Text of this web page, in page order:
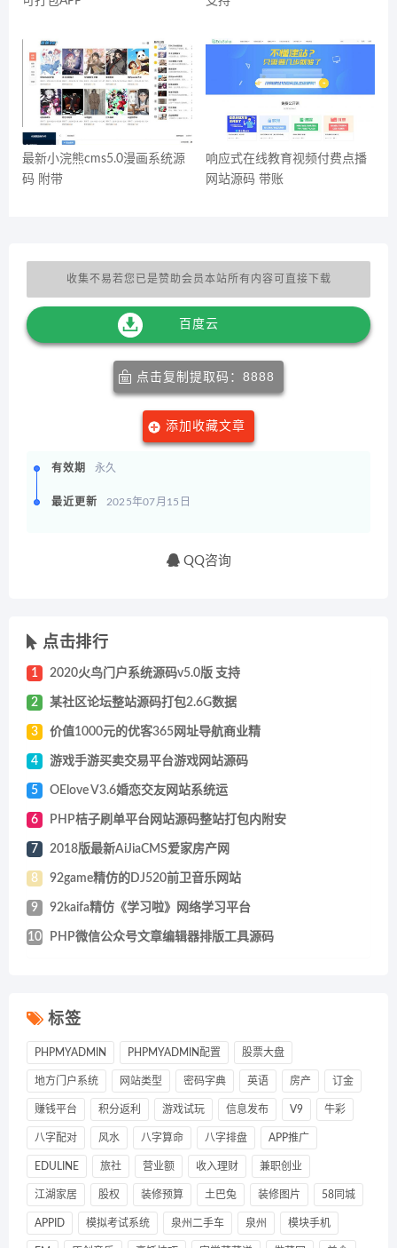
最新小浣熊cms5.0漫画系统源
码 附带
响应式在线教育视频付费点播
网站源码 带账
收集不易若您已是赞助会员本站所有内容可直接下载
百度云
点击复制提取码：8888
添加收藏文章
有效期 永久
最近更新 2025年07月15日
QQ咨询
点击排行
1 2020火鸟门户系统源码v5.0版 支持
2 某社区论坛整站源码打包2.6G数据
3 价值1000元的优客365网址导航商业精
4 游戏手游买卖交易平台游戏网站源码
5 OElove V3.6婚恋交友网站系统运
6 PHP桔子刷单平台网站源码整站打包内附安
7 2018版最新AiJiaCMS爱家房产网
8 92game精仿的DJ520前卫音乐网站
9 92kaifa精仿《学习啦》网络学习平台
10 PHP微信公众号文章编辑器排版工具源码
标签
PHPMYADMIN PHPMYADMIN配置 股票大盘
地方门户系统 网站类型 密码字典 英语 房产 订金
赚钱平台 积分返利 游戏试玩 信息发布 V9 牛彩
八字配对 风水 八字算命 八字排盘 APP推广
EDULINE 旅社 营业额 收入理财 兼职创业
江湖家居 股权 装修预算 土巴兔 装修图片 58同城
APPID 模拟考试系统 泉州二手车 泉州 模块手机